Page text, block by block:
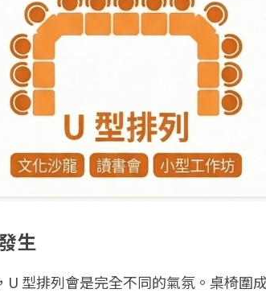
生
型排列會是完全不同的氣氛。桌椅圍